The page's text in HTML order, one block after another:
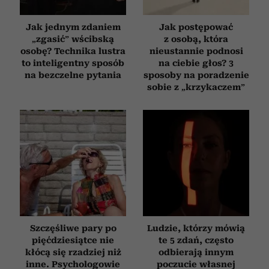
Jak jednym zdaniem
„zgasić” wścibską
osobę? Technika lustra
to inteligentny sposób
na bezczelne pytania
Jak postępować
z osobą, która
nieustannie podnosi
na ciebie głos? 3
sposoby na poradzenie
sobie z „krzykaczem”
Szczęśliwe pary po
pięćdziesiątce nie
kłócą się rzadziej niż
inne. Psychologowie
Ludzie, którzy mówią
te 5 zdań, często
odbierają innym
poczucie własnej